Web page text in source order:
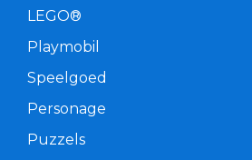
LEGO®
Playmobil
Speelgoed
Personage
Puzzels